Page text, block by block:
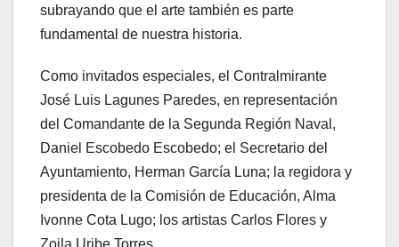
subrayando que el arte también es parte
fundamental de nuestra historia.
Como invitados especiales, el Contralmirante
José Luis Lagunes Paredes, en representación
del Comandante de la Segunda Región Naval,
Daniel Escobedo Escobedo; el Secretario del
Ayuntamiento, Herman García Luna; la regidora y
presidenta de la Comisión de Educación, Alma
Ivonne Cota Lugo; los artistas Carlos Flores y
Zoila Uribe Torres.